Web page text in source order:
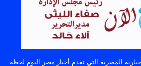
المصرية التي تقدم أخبار مصر اليوم لحظة